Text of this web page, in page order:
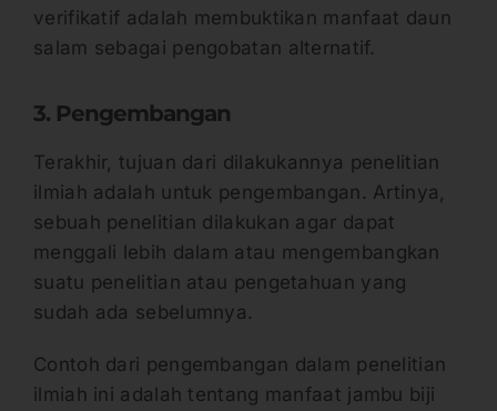
verifikatif adalah membuktikan manfaat daun
salam sebagai pengobatan alternatif.
3. Pengembangan
Terakhir, tujuan dari dilakukannya penelitian
ilmiah adalah untuk pengembangan. Artinya,
sebuah penelitian dilakukan agar dapat
menggali lebih dalam atau mengembangkan
suatu penelitian atau pengetahuan yang
sudah ada sebelumnya.
Contoh dari pengembangan dalam penelitian
ilmiah ini adalah tentang manfaat jambu biji